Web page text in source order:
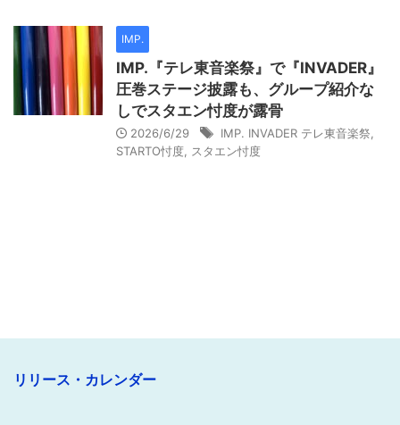
IMP.
IMP.『テレ東音楽祭』で『INVADER』
圧巻ステージ披露も、グループ紹介な
しでスタエン忖度が露骨
2026/6/29 IMP. INVADER テレ東音楽祭
STARTO忖度
スタエン忖度
リリース・カレンダー